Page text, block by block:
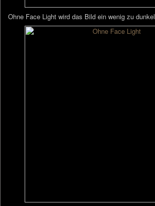
Ohne Face Light wird das Bild ein wenig zu dunkel